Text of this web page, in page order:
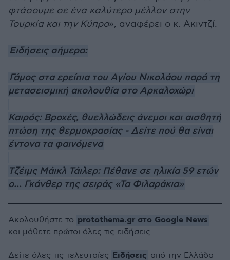
φτάσουμε σε ένα καλύτερο μέλλον στην
Τουρκία και την Κύπρο», αναφέρει ο κ. Ακιντζί.
Ειδήσεις σήμερα:
Γάμος στα ερείπια του Αγίου Νικολάου παρά τη
μετασεισμική ακολουθία στο Αρκαλοχώρι
Καιρός: Βροχές, θυελλώδεις άνεμοι και αισθητή
πτώση της θερμοκρασίας - Δείτε πού θα είναι
έντονα τα φαινόμενα
Τζέιμς Μάικλ Τάιλερ: Πέθανε σε ηλικία 59 ετών
ο... Γκάνθερ της σειράς «Τα Φιλαράκια»
Ακολουθήστε το protothema.gr στο Google News
και μάθετε πρώτοι όλες τις ειδήσεις
Δείτε όλες τις τελευταίες Ειδήσεις από την Ελλάδα